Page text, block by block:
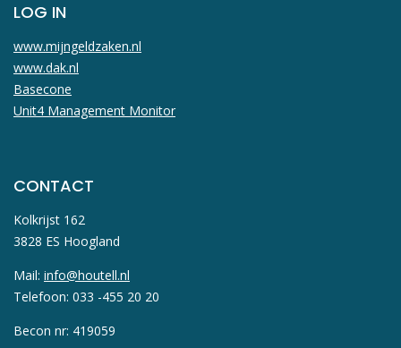
LOG IN
www.mijngeldzaken.nl
www.dak.nl
Basecone
Unit4 Management Monitor
CONTACT
Kolkrijst 162
3828 ES Hoogland
Mail: info@houtell.nl
Telefoon: 033 -455 20 20
Becon nr: 419059